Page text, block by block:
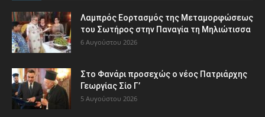
Λαμπρός Εορτασμός της Μεταμορφώσεως
του Σωτήρος στην Παναγία τη Μηλιώτισσα
6 Αυγούστου 2026
Στο Φανάρι προσεχώς ο νέος Πατριάρχης
Γεωργίας Σίο Γ’
5 Αυγούστου 2026